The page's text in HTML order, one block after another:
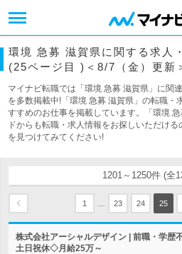
環境 急募 滋賀県に関する求人
(25ページ目 )＜8/7（金）更新
マイナビ転職では「環境 急募 滋賀県」に関
を多数掲載中!「環境 急募 滋賀県」の転職・
すすめのお仕事を掲載しています。「環境
ドからも転職・求人情報をお探しいただけ
を見つけてみてください!
1201～1250件 (全
1 23 24 25
株式会社アーシャルデザイン | 前職・学
土日祝休◇月給25万～